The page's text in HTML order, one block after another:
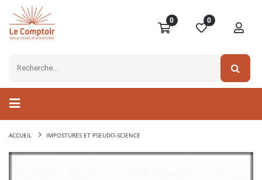
0 0
ACCUEIL IMPOSTURES ET PSEUDO-SCIENCE